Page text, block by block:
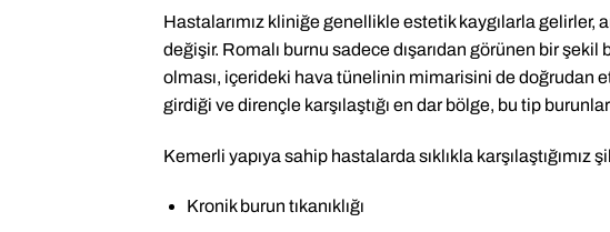
Hastalarımız kliniğe genellikle estetik kaygılarla gelirler,
değişir. Romalı burnu sadece dışarıdan görünen bir
olması, içerideki hava tünelinin mimarisini de doğrudan
girdiği ve dirençle karşılaştığı en dar bölge, bu tip
Kemerli yapıya sahip hastalarda sıklıkla karşılaştığımız
Kronik burun tıkanıklığı